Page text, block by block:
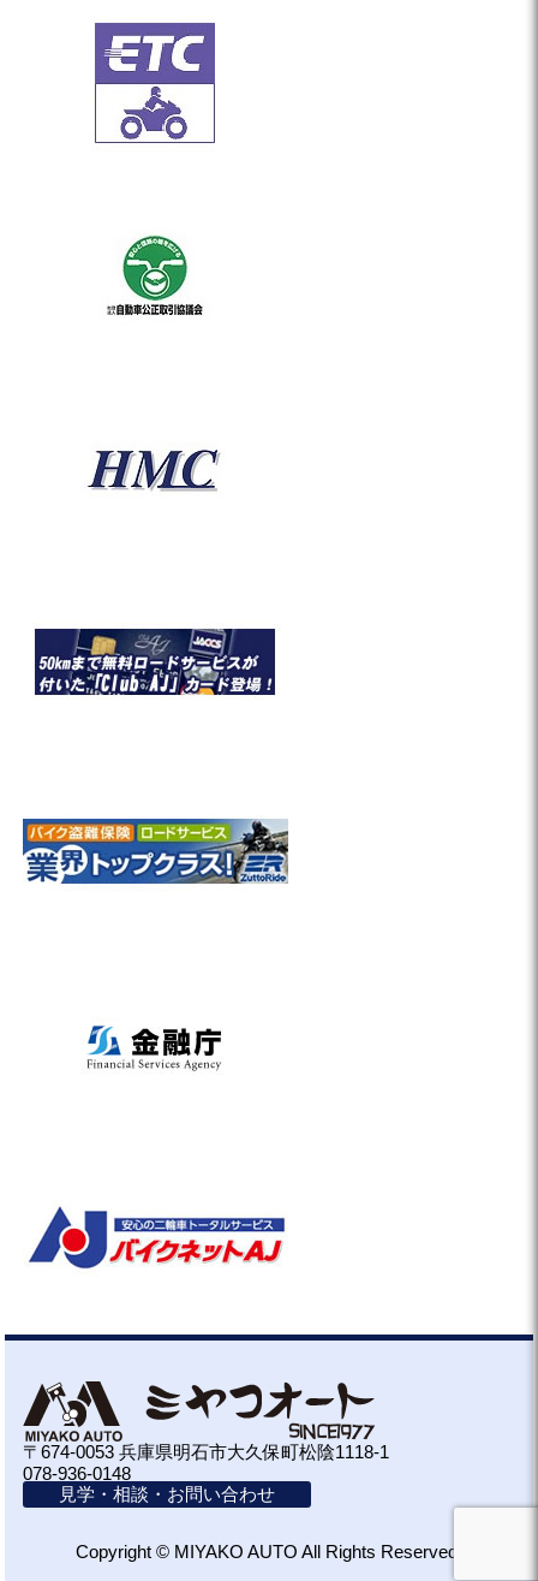
〒674-0053 兵庫県明石市大久保町松陰1118-1
078-936-0148
見学・相談・お問い合わせ
Copyright © MIYAKO AUTO All Rights Reserved.